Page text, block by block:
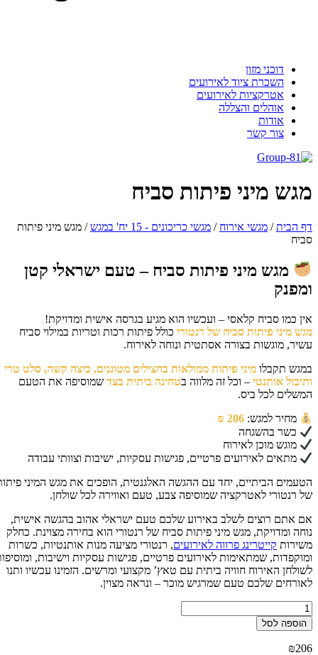
דוכני מזון
השכרת ציוד לאירועים
אטרקציות לאירועים
אוהלים והצללה
אודות
צור קשר
מיני פיתות סביח
הבית/מגשי אירוח/מגשי כריכונים - 15 יח' במגש /מגש מיני פיתות
מגש מיני פיתות סביח – טעם ישראלי קטן
כמו סביח קלאסי – ועכשיו הוא מגיע בגרסה אישית ומדויקת!
מיני פיתות סביח של רנטוריכולל פיתות רכות וטריות במילוי סביח
מוגשות בצורה אסתטית ונוחה לאירוח.
תקבלומיני פיתות ממולאות בחצילים מטוגנים, ביצה קשה, סלט טרי
אותנטי– וכל זה מלווה בטחינה ביתית בצדשמוסיפה את הטעם
לכל ביס.
מחיר למגש:206 ₪
כשר בהשגחה
מוגש מוכן לאירוח
מתאים לאירועים פרטיים, פגישות עסקיות, ישיבות וצוותי עבודה
הביתיים, יחד עם ההגשה האלגנטית, הופכים את מגש המיני פיתות
רנטורי לאטרקציה שמוסיפה צבע, טעם ואווירה לכל שולחן.
אתם רוצים לשלב באירוע שלכם טעם ישראלי אהוב בהגשה אישית,
ומדויקת, מגש מיני פיתות סביח של רנטורי הוא בחירה מצוינת. כחלק
קייטרינג פרווה לאירועים, רנטורי מציעה מנות אותנטיות, כשרות
שמתאימות לאירועים פרטיים, פגישות עסקיות וישיבות, ומוסיפות
האירוח חוויה ביתית עם טאץ’ מקצועי ומרשים. הזמינו עכשיו ותנו
שלכם טעם שמרגיש מוכר – ונראה מצוין.
הוספה לסל
₪